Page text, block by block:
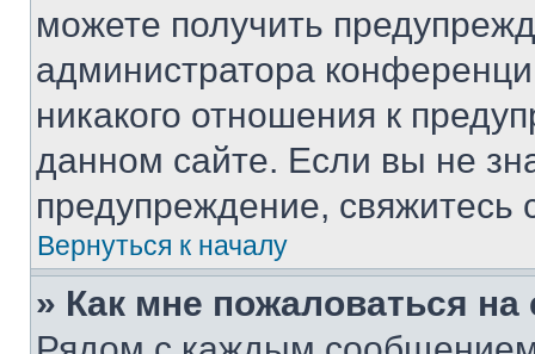
можете получить
администратора
никакого отношения к
данном сайте. Если вы не
предупреждение,
Вернуться к началу
» Как мне пожаловаться